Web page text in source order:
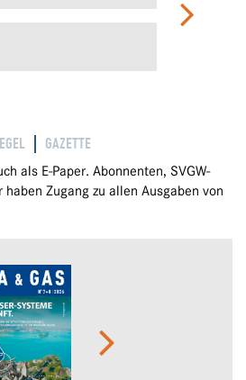
GAZETTE
als E-Paper. Abonnenten, SVGW-
Zugang zu allen Ausgaben von